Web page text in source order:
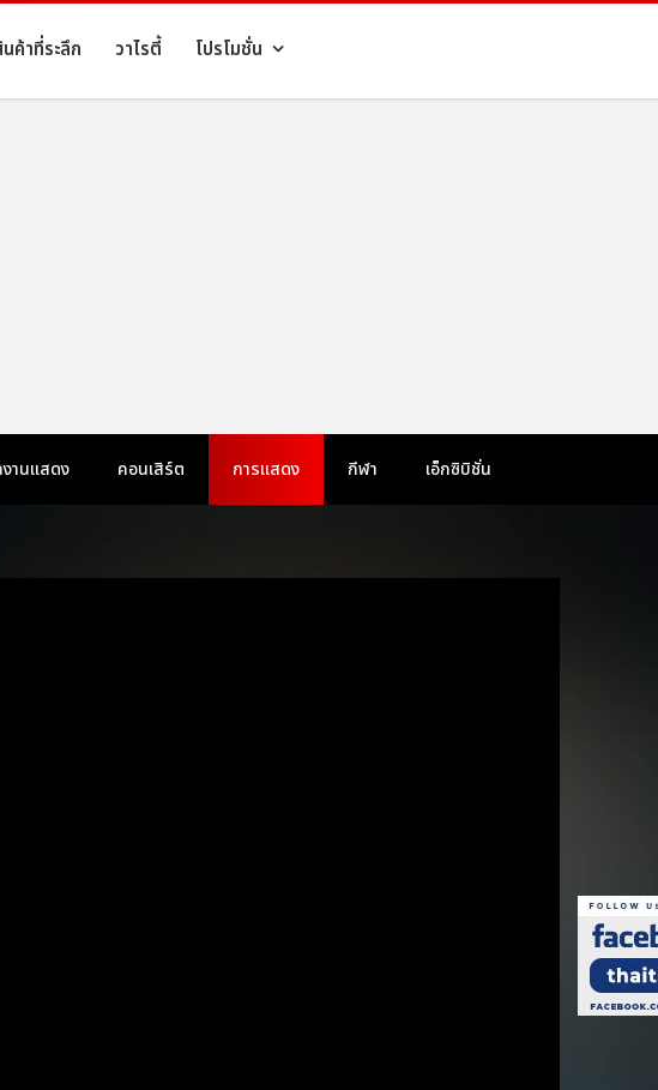
ค้าที่ระลึก วาไรตี้ โปรโมชั่น
านแสดง คอนเสิร์ต การแสดง กีฬา เอ็กซิบิชั่น